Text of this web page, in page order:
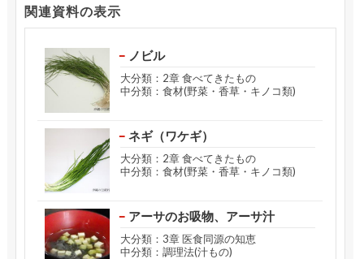
関連資料の表示
ノビル
大分類：2章 食べてきたもの
中分類：食材(野菜・香草・キノコ類)
ネギ（ワケギ）
大分類：2章 食べてきたもの
中分類：食材(野菜・香草・キノコ類)
アーサのお吸物、アーサ汁
大分類：3章 医食同源の知恵
中分類：調理法(汁もの)